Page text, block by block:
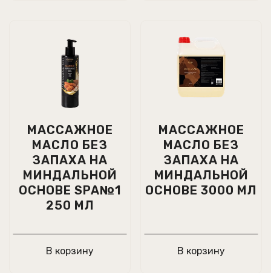
МАССАЖНОЕ
МАСЛО БЕЗ
ЗАПАХА НА
МИНДАЛЬНОЙ
ОСНОВЕ SPA№1
250 МЛ
В корзину
МАССАЖНОЕ
МАСЛО БЕЗ
ЗАПАХА НА
МИНДАЛЬНОЙ
ОСНОВЕ 3000 МЛ
В корзину